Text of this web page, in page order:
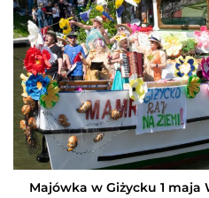
Majówka w Giżycku 1